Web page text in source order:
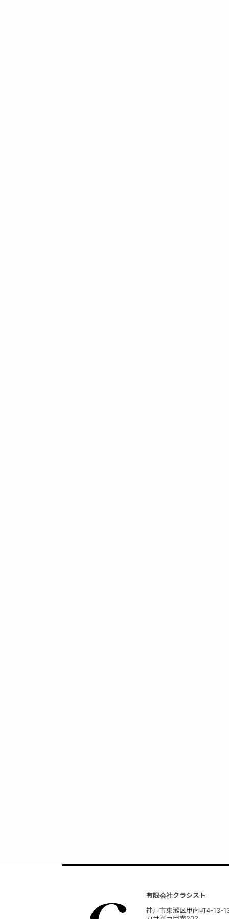
有限会社クラシスト
神戸市東灘区甲南町4-13-